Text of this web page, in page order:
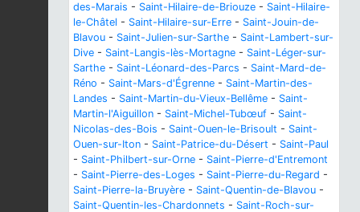
des-Marais - Saint-Hilaire-de-Briouze - Saint-Hilaire-
le-Châtel - Saint-Hilaire-sur-Erre - Saint-Jouin-de-
Blavou - Saint-Julien-sur-Sarthe - Saint-Lambert-sur-
Dive - Saint-Langis-lès-Mortagne - Saint-Léger-sur-
Sarthe - Saint-Léonard-des-Parcs - Saint-Mard-de-
Réno - Saint-Mars-d'Égrenne - Saint-Martin-des-
Landes - Saint-Martin-du-Vieux-Bellême - Saint-
Martin-l'Aiguillon - Saint-Michel-Tubœuf - Saint-
Nicolas-des-Bois - Saint-Ouen-le-Brisoult - Saint-
Ouen-sur-Iton - Saint-Patrice-du-Désert - Saint-Paul
- Saint-Philbert-sur-Orne - Saint-Pierre-d'Entremont
- Saint-Pierre-des-Loges - Saint-Pierre-du-Regard -
Saint-Pierre-la-Bruyère - Saint-Quentin-de-Blavou -
Saint-Quentin-les-Chardonnets - Saint-Roch-sur-